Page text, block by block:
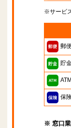
※サービ
郵
貯
ATM
保
※ 窓口業